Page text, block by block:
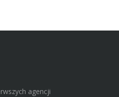
agencji